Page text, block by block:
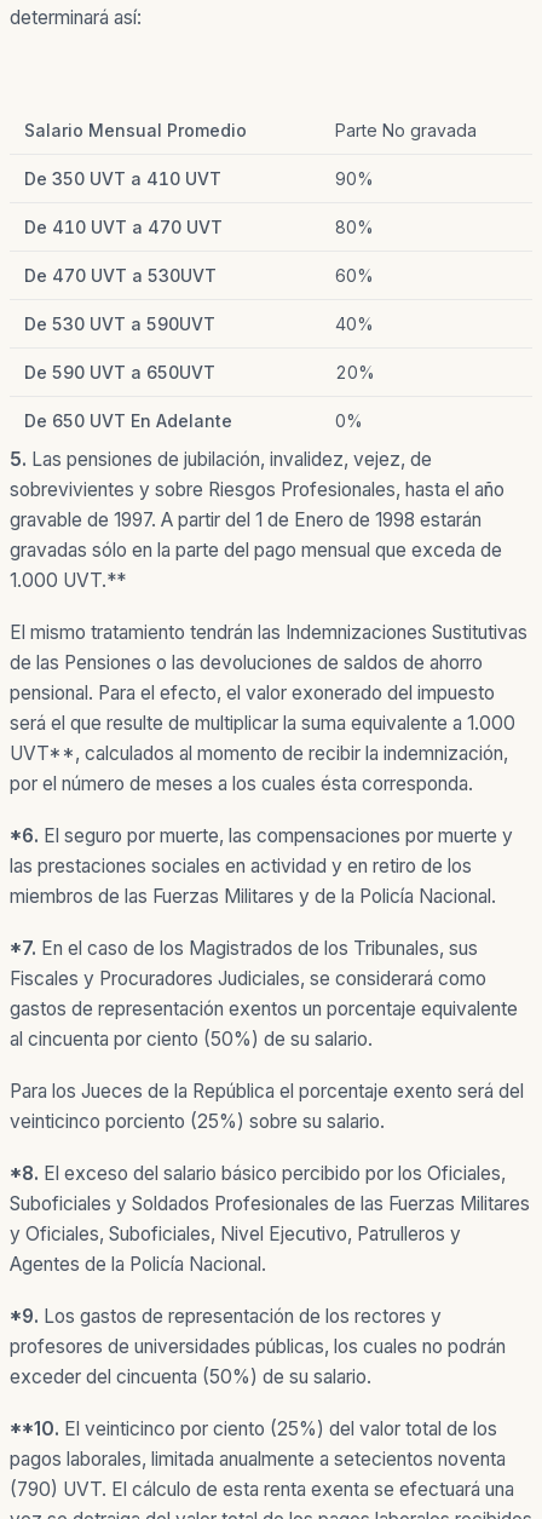
determinará así:
Salario Mensual Promedio Parte No gravada
De 350 UVT a 410 UVT 90%
De 410 UVT a 470 UVT 80%
De 470 UVT a 530UVT 60%
De 530 UVT a 590UVT 40%
De 590 UVT a 650UVT 20%
De 650 UVT En Adelante 0%
5. Las pensiones de jubilación, invalidez, vejez, de
sobrevivientes y sobre Riesgos Profesionales, hasta el año
gravable de 1997. A partir del 1 de Enero de 1998 estarán
gravadas sólo en la parte del pago mensual que exceda de
1.000 UVT.**
El mismo tratamiento tendrán las Indemnizaciones Sustitutivas
de las Pensiones o las devoluciones de saldos de ahorro
pensional. Para el efecto, el valor exonerado del impuesto
será el que resulte de multiplicar la suma equivalente a 1.000
UVT**, calculados al momento de recibir la indemnización,
por el número de meses a los cuales ésta corresponda.
*6. El seguro por muerte, las compensaciones por muerte y
las prestaciones sociales en actividad y en retiro de los
miembros de las Fuerzas Militares y de la Policía Nacional.
*7. En el caso de los Magistrados de los Tribunales, sus
Fiscales y Procuradores Judiciales, se considerará como
gastos de representación exentos un porcentaje equivalente
al cincuenta por ciento (50%) de su salario.
Para los Jueces de la República el porcentaje exento será del
veinticinco porciento (25%) sobre su salario.
*8. El exceso del salario básico percibido por los Oficiales,
Suboficiales y Soldados Profesionales de las Fuerzas Militares
y Oficiales, Suboficiales, Nivel Ejecutivo, Patrulleros y
Agentes de la Policía Nacional.
*9. Los gastos de representación de los rectores y
profesores de universidades públicas, los cuales no podrán
exceder del cincuenta (50%) de su salario.
**10. El veinticinco por ciento (25%) del valor total de los
pagos laborales, limitada anualmente a setecientos noventa
(790) UVT. El cálculo de esta renta exenta se efectuará una